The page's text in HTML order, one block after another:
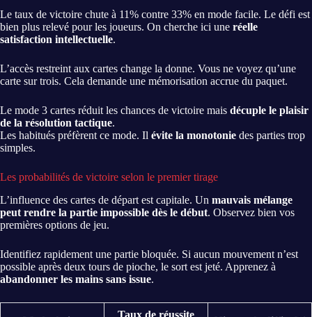
Le taux de victoire chute à 11% contre 33% en mode facile. Le défi est
bien plus relevé pour les joueurs. On cherche ici une réelle
satisfaction intellectuelle.
L’accès restreint aux cartes change la donne. Vous ne voyez qu’une
carte sur trois. Cela demande une mémorisation accrue du paquet.
Le mode 3 cartes réduit les chances de victoire mais décuple le plaisir
de la résolution tactique.
Les habitués préfèrent ce mode. Il évite la monotonie des parties trop
simples.
Les probabilités de victoire selon le premier tirage
L’influence des cartes de départ est capitale. Un mauvais mélange
peut rendre la partie impossible dès le début. Observez bien vos
premières options de jeu.
Identifiez rapidement une partie bloquée. Si aucun mouvement n’est
possible après deux tours de pioche, le sort est jeté. Apprenez à
abandonner les mains sans issue.
Taux de réussite